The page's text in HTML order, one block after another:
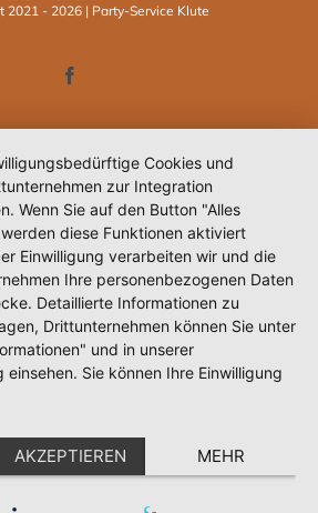
2021 - 2026 | Party-Service Klute
Cookies und
zur Integration
Wenn Sie auf den Button "Alles
diese Funktionen aktiviert
Einwilligung verarbeiten wir und die
Ihre personenbezogenen Daten
Detaillierte Informationen zu
Drittunternehmen können Sie unter
und in unserer
Sie können Ihre Einwilligung
AKZEPTIEREN MEHR